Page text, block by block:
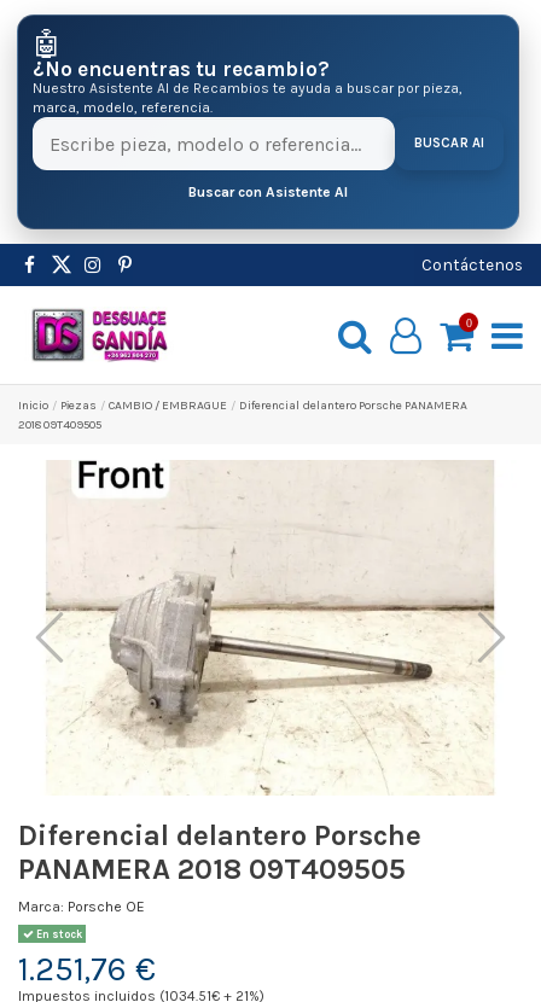
🤖
¿No encuentras tu recambio?
Nuestro Asistente AI de Recambios te ayuda a buscar por pieza,
marca, modelo, referencia.
BUSCAR AI
Buscar con Asistente AI
Contáctenos
0
Inicio Pіezas CAMBIO / EMBRAGUE
Diferencial delantero Porsche PANAMERA
2018 09T409505
Diferencial delantero Porsche
PANAMERA 2018 09T409505
Marca: Porsche OE
En stock
1.251,76 €
Impuestos incluidos (1034.51€ + 21%)